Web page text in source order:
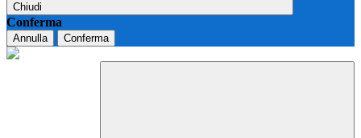
Chiudi
Conferma
Annulla Conferma